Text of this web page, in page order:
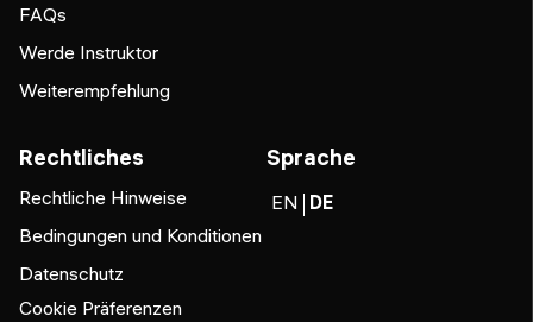
FAQs
Werde Instruktor
Weiterempfehlung
Rechtliches
Rechtliche Hinweise
Bedingungen und Konditionen
Datenschutz
Cookie Präferenzen
Sprache
EN DE